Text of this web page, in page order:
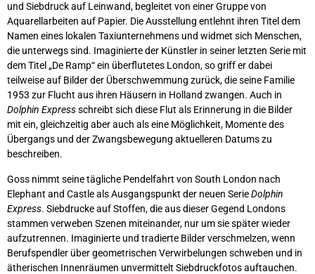
und Siebdruck auf Leinwand, begleitet von einer Gruppe von
Aquarellarbeiten auf Papier. Die Ausstellung entlehnt ihren Titel dem
Namen eines lokalen Taxiunternehmens und widmet sich Menschen,
die unterwegs sind. Imaginierte der Künstler in seiner letzten Serie mit
dem Titel „De Ramp“ ein überflutetes London, so griff er dabei
teilweise auf Bilder der Überschwemmung zurück, die seine Familie
1953 zur Flucht aus ihren Häusern in Holland zwangen. Auch in
Dolphin Expressschreibt sich diese Flut als Erinnerung in die Bilder
mit ein, gleichzeitig aber auch als eine Möglichkeit, Momente des
Übergangs und der Zwangsbewegung aktuelleren Datums zu
beschreiben.
Goss nimmt seine tägliche Pendelfahrt von South London nach
Elephant and Castle als Ausgangspunkt der neuen SerieDolphin
Express. Siebdrucke auf Stoffen, die aus dieser Gegend Londons
stammen verweben Szenen miteinander, nur um sie später wieder
aufzutrennen. Imaginierte und tradierte Bilder verschmelzen, wenn
Berufspendler über geometrischen Verwirbelungen schweben und in
ätherischen Innenräumen unvermittelt Siebdruckfotos auftauchen.